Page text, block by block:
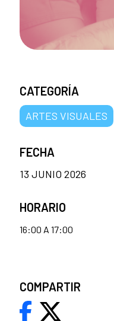
CATEGORÍA
ARTES VISUALES
FECHA
13 JUNIO 2026
HORARIO
16:00 A 17:00
COMPARTIR